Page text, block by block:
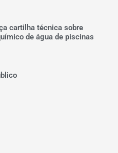
cartilha técnica sobre
de água de piscinas